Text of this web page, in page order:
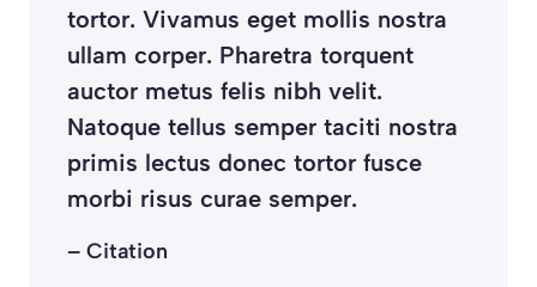
tortor. Vivamus eget mollis nostra
ullam corper. Pharetra torquent
auctor metus felis nibh velit.
Natoque tellus semper taciti nostra
primis lectus donec tortor fusce
morbi risus curae semper.
– Citation